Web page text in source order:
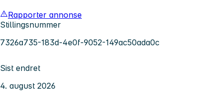
Rapporter annonse
Stillingsnummer
7326a735-183d-4e0f-9052-149ac50ada0c
Sist endret
4. august 2026